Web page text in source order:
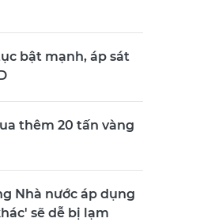
bật mạnh, áp sát
thêm 20 tấn vàng
Nhà nước áp dụng
sẽ dễ bị lạm